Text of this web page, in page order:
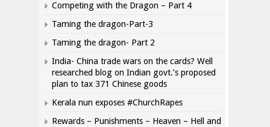
Competing with the Dragon – Part 4
Taming the dragon-Part-3
Taming the dragon- Part 2
India- China trade wars on the cards? Well
researched blog on Indian govt.’s proposed
plan to tax 371 Chinese goods
Kerala nun exposes #ChurchRapes
Rewards – Punishments – Heaven – Hell and